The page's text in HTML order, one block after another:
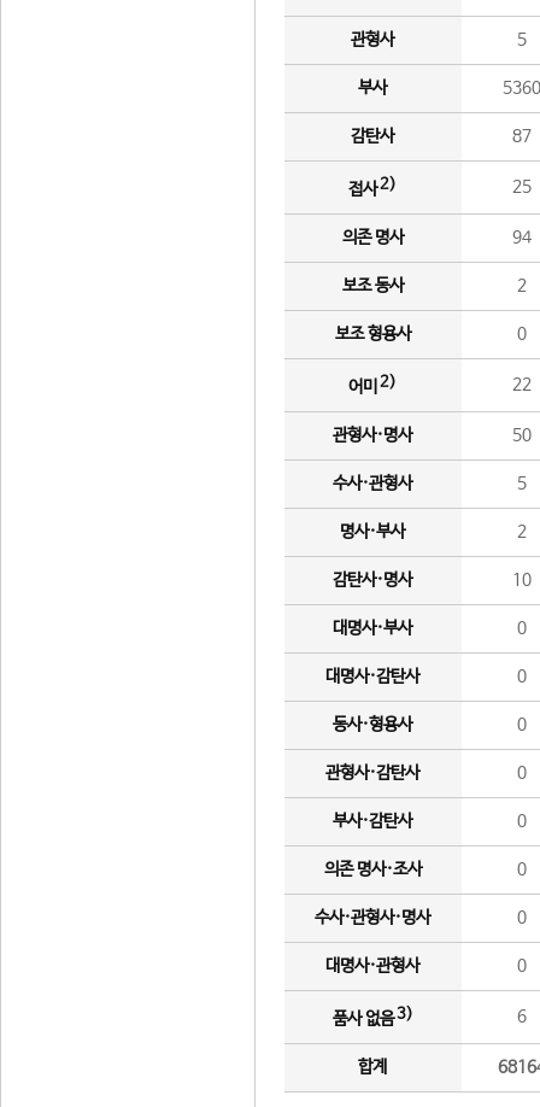
관형사 5
부사 5360
감탄사 87
접사2) 25
의존 명사 94
보조 동사 2
보조 형용사 0
어미 2) 22
관형사·명사 50
수사·관형사 5
명사·부사 2
감탄사·명사 10
대명사·부사 0
대명사·감탄사 0
동사·형용사 0
관형사·감탄사 0
부사·감탄사 0
의존 명사·조사 0
수사·관형사·명사 0
대명사·관형사 0
품사 없음3) 6
합계